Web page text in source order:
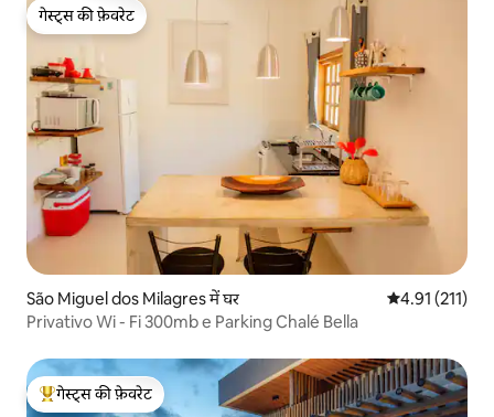
गेस्ट्स की फ़ेवरेट
गेस्ट्स की फ़ेवरेट
São Miguel dos Milagres में घर औसत रेटिंग 5 में से
4.91 (211)
Privativo Wi - Fi 300mb e Parking Chalé Bella
गेस्ट्स का टॉप फ़ेवरेट
गेस्ट्स की फ़ेवरेट